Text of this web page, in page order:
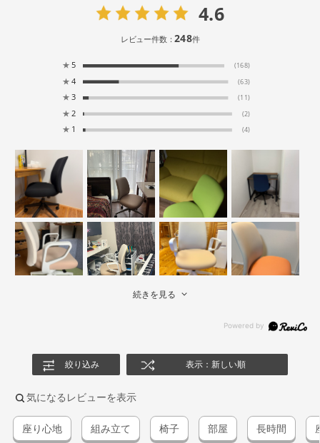
4.6
レビュー件数：248件
★ 5 (168)
★ 4 (63)
★ 3 (11)
★ 2 (2)
★ 1 (4)
続きを見る
絞り込み 表示：新しい順
気になるレビューを表示
座り心地 組み立て 椅子 部屋 長時間